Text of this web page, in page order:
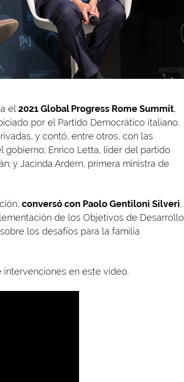
el2021 Global Progress Rome Summit,
por el Partido Democrático italiano.
y contó, entre otros, con las
gobierno; Enrico Letta, líder del partido
y Jacinda Ardern, primera ministra de
conversó con Paolo Gentiloni Silveri,
de los Objetivos de Desarrollo
los desafíos para la familia
en este video.